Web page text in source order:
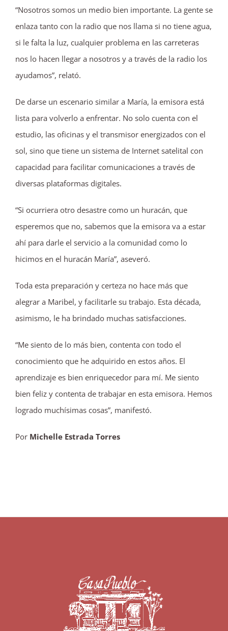
“Nosotros somos un medio bien importante. La gente se
enlaza tanto con la radio que nos llama si no tiene agua,
si le falta la luz, cualquier problema en las carreteras
nos lo hacen llegar a nosotros y a través de la radio los
ayudamos”, relató.
De darse un escenario similar a María, la emisora está
lista para volverlo a enfrentar. No solo cuenta con el
estudio, las oficinas y el transmisor energizados con el
sol, sino que tiene un sistema de Internet satelital con
capacidad para facilitar comunicaciones a través de
diversas plataformas digitales.
“Si ocurriera otro desastre como un huracán, que
esperemos que no, sabemos que la emisora va a estar
ahí para darle el servicio a la comunidad como lo
hicimos en el huracán María”, aseveró.
Toda esta preparación y certeza no hace más que
alegrar a Maribel, y facilitarle su trabajo. Esta década,
asimismo, le ha brindado muchas satisfacciones.
“Me siento de lo más bien, contenta con todo el
conocimiento que he adquirido en estos años. El
aprendizaje es bien enriquecedor para mí. Me siento
bien feliz y contenta de trabajar en esta emisora. Hemos
logrado muchísimas cosas”, manifestó.
Por Michelle Estrada Torres